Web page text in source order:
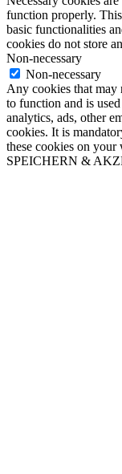
function properly.
basic functionalities
cookies do not store
Non-necessary
Non-necessary
Any cookies that may
to function and is
analytics, ads, other
cookies. It is
these cookies on your
SPEICHERN &